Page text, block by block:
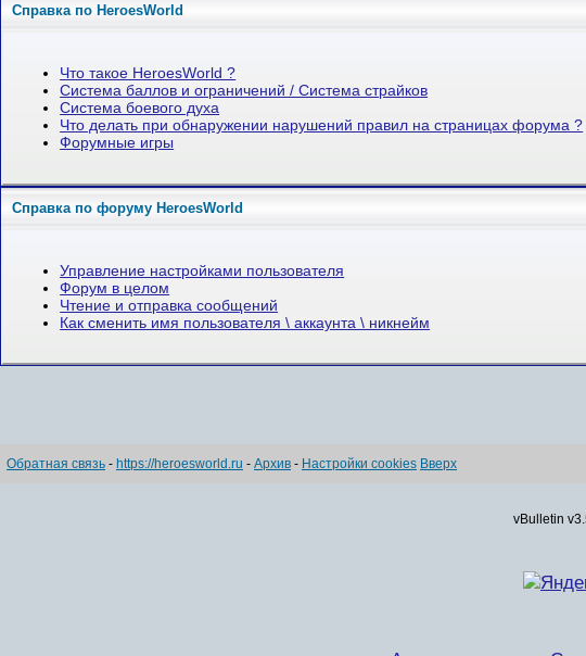
Справка по HeroesWorld
Что такое HeroesWorld ?
Система баллов и ограничений / Система страйков
Система боевого духа
Что делать при обнаружении нарушений правил на страницах форума ?
Форумные игры
Справка по форуму HeroesWorld
Управление настройками пользователя
Форум в целом
Чтение и отправка сообщений
Как сменить имя пользователя \ аккаунта \ никнейм
Обратная связь - https://heroesworld.ru - Архив - Настройки cookies Вверх
vBulletin